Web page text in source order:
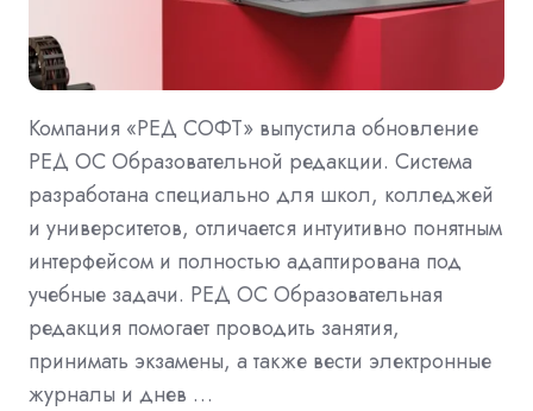
Компания «РЕД СОФТ» выпустила обновление
РЕД ОС Образовательной редакции. Система
разработана специально для школ, колледжей
и университетов, отличается интуитивно понятным
интерфейсом и полностью адаптирована под
учебные задачи. РЕД ОС Образовательная
редакция помогает проводить занятия,
принимать экзамены, а также вести электронные
журналы и днев …